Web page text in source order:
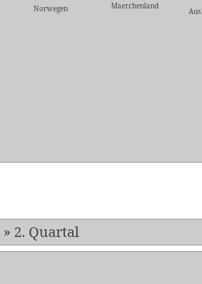
Norwegen Maerchenland
» 2. Quartal